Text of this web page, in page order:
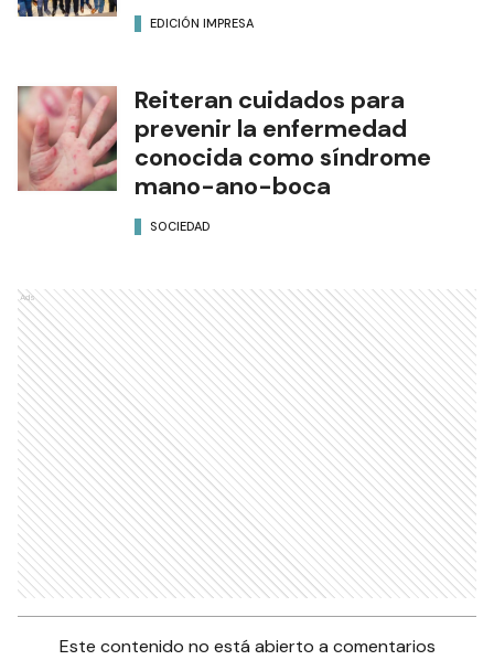
EDICIÓN IMPRESA
Reiteran cuidados para
prevenir la enfermedad
conocida como síndrome
mano-ano-boca
SOCIEDAD
Ads
Este contenido no está abierto a comentarios